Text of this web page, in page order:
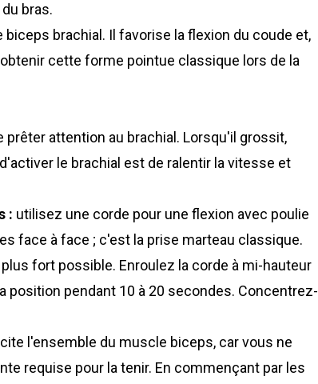
bras.
brachial. Il favorise la flexion du coude et,
cette forme pointue classique lors de la
attention au brachial. Lorsqu'il grossit,
le brachial est de ralentir la vitesse et
: utilisez une corde pour une flexion avec poulie
face à face ; c'est la prise marteau classique.
fort possible. Enroulez la corde à mi-hauteur
position pendant 10 à 20 secondes. Concentrez-
l'ensemble du muscle biceps, car vous ne
requise pour la tenir. En commençant par les